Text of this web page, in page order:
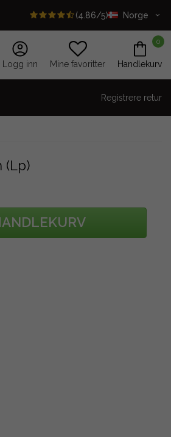
(4.86/5) Norge
Logg inn Mine favoritter
0
Handlekurv
Registrere retur
(Lp)